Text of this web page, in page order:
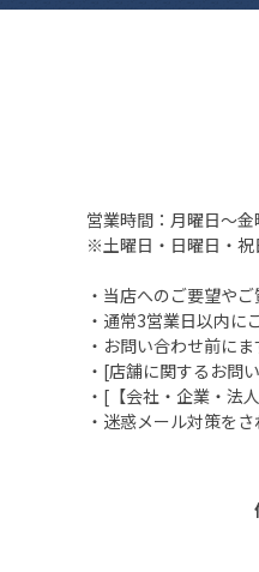
営業時間：月曜日〜
※土曜日・日曜日・
・当店へのご要望や
・通常3営業日以内に
・お問い合わせ前に
・[店舗に関するお問
・[【会社・企業・法
・迷惑メール対策をさ